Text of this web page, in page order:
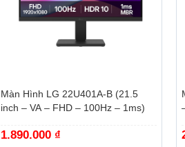
Màn Hình LG 22U401A-B (21.5
inch – VA – FHD – 100Hz – 1ms)
1.890.000 ₫